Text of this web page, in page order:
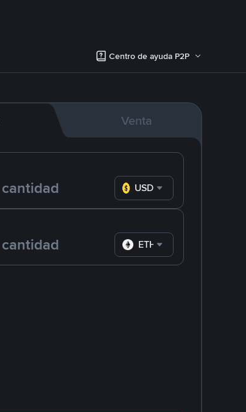
Centro de ayuda P2P
Venta
USD
ETH